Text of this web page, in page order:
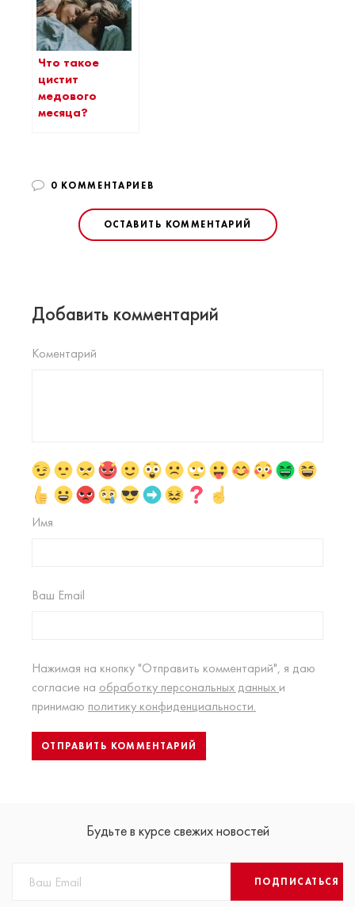
Что такое
цистит
медового
месяца?
0 КОММЕНТАРИЕВ
ОСТАВИТЬ КОММЕНТАРИЙ
Добавить комментарий
Коментарий
Имя
Ваш Email
Нажимая на кнопку "Отправить комментарий", я даю
согласие на обработку персональных данных и
принимаю политику конфиденциальности.
Будьте в курсе свежих новостей
ПОДПИСАТЬСЯ